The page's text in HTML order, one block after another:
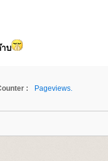
บ
:
Pageviews.